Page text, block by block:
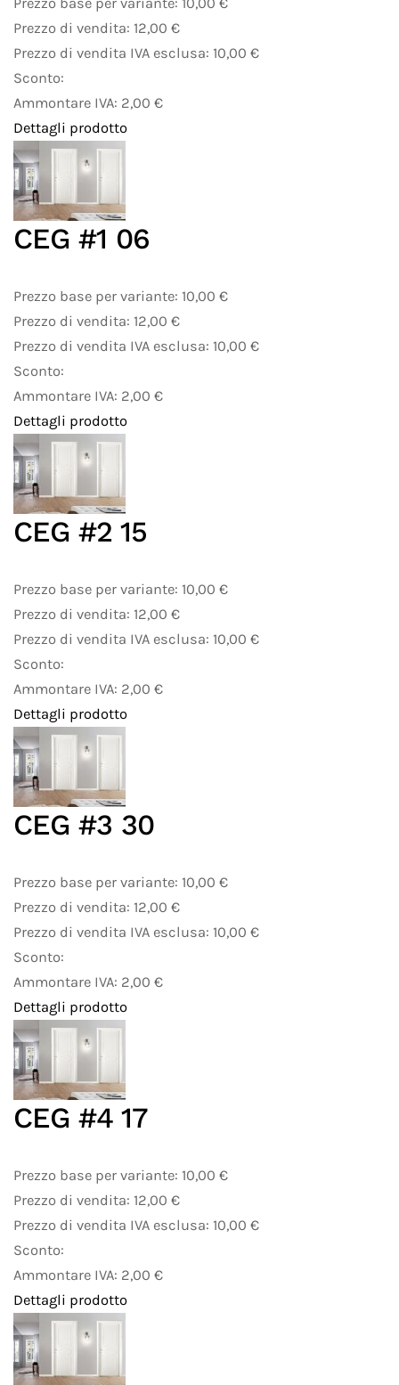
Prezzo di vendita: 12,00 €
Prezzo di vendita IVA esclusa: 10,00 €
Sconto:
Ammontare IVA: 2,00 €
Dettagli prodotto
CEG #1 06
Prezzo base per variante: 10,00 €
Prezzo di vendita: 12,00 €
Prezzo di vendita IVA esclusa: 10,00 €
Sconto:
Ammontare IVA: 2,00 €
Dettagli prodotto
CEG #2 15
Prezzo base per variante: 10,00 €
Prezzo di vendita: 12,00 €
Prezzo di vendita IVA esclusa: 10,00 €
Sconto:
Ammontare IVA: 2,00 €
Dettagli prodotto
CEG #3 30
Prezzo base per variante: 10,00 €
Prezzo di vendita: 12,00 €
Prezzo di vendita IVA esclusa: 10,00 €
Sconto:
Ammontare IVA: 2,00 €
Dettagli prodotto
CEG #4 17
Prezzo base per variante: 10,00 €
Prezzo di vendita: 12,00 €
Prezzo di vendita IVA esclusa: 10,00 €
Sconto:
Ammontare IVA: 2,00 €
Dettagli prodotto